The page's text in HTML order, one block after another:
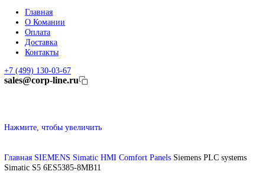
Renishaw Системы измерений
CMM Renishaw
Renishaw Калибровка
Renishaw Cтилусы
DUNGS
SMW AUTOBLOK
Сервопривод Siemens SKP
DEUBLIN